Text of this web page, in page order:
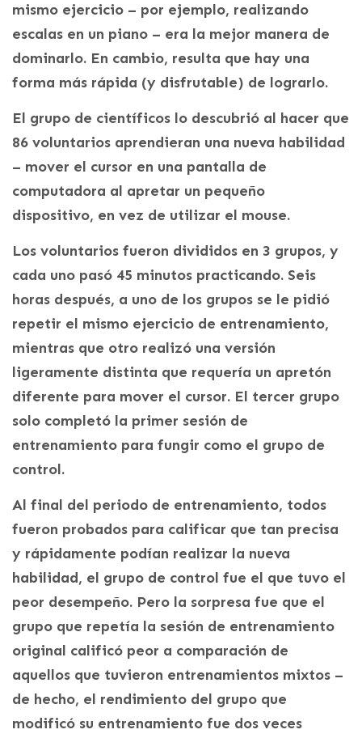
mismo ejercicio – por ejemplo, realizando
escalas en un piano – era la mejor manera de
dominarlo. En cambio, resulta que hay una
forma más rápida (y disfrutable) de lograrlo.
El grupo de científicos lo descubrió al hacer que
86 voluntarios aprendieran una nueva habilidad
– mover el cursor en una pantalla de
computadora al apretar un pequeño
dispositivo, en vez de utilizar el mouse.
Los voluntarios fueron divididos en 3 grupos, y
cada uno pasó 45 minutos practicando. Seis
horas después, a uno de los grupos se le pidió
repetir el mismo ejercicio de entrenamiento,
mientras que otro realizó una versión
ligeramente distinta que requería un apretón
diferente para mover el cursor. El tercer grupo
solo completó la primer sesión de
entrenamiento para fungir como el grupo de
control.
Al final del periodo de entrenamiento, todos
fueron probados para calificar que tan precisa
y rápidamente podían realizar la nueva
habilidad, el grupo de control fue el que tuvo el
peor desempeño. Pero la sorpresa fue que el
grupo que repetía la sesión de entrenamiento
original calificó peor a comparación de
aquellos que tuvieron entrenamientos mixtos –
de hecho, el rendimiento del grupo que
modificó su entrenamiento fue dos veces